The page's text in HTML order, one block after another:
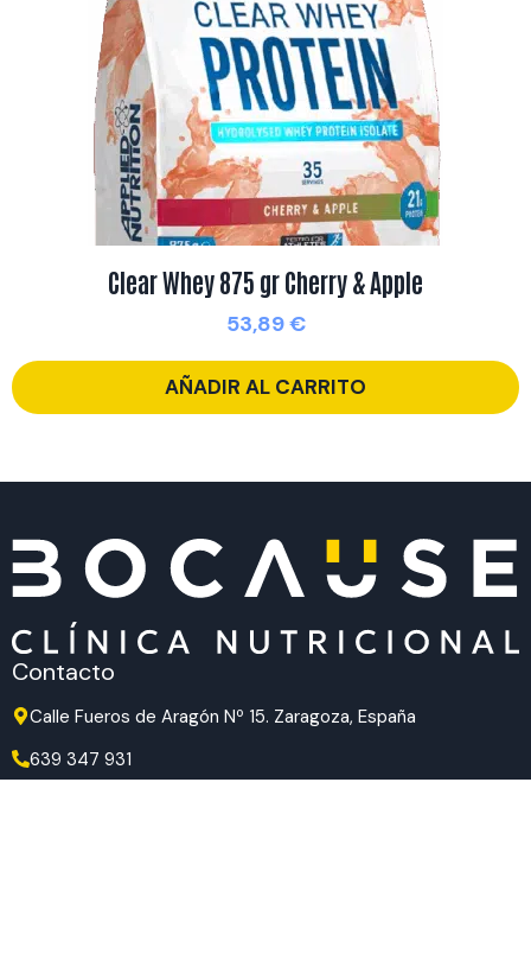
Clear Whey 875 gr Cherry & Apple
53,89€
AÑADIR AL CARRITO
Contacto
Calle Fueros de Aragón Nº 15. Zaragoza, España
639 347 931